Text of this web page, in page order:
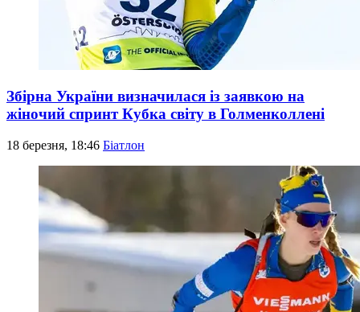
Збірна України визначилася із заявкою на
жіночий спринт Кубка світу в Голменколлені
18 березня, 18:46 Біатлон